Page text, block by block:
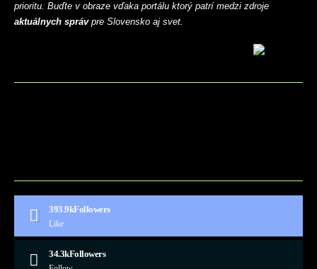
prioritu. Buďte v obraze vďaka portálu ktorý patrí medzi zdroje
aktuálnych správpre Slovensko aj svet.
393.9kFollowers
Like
34.3kFollowers